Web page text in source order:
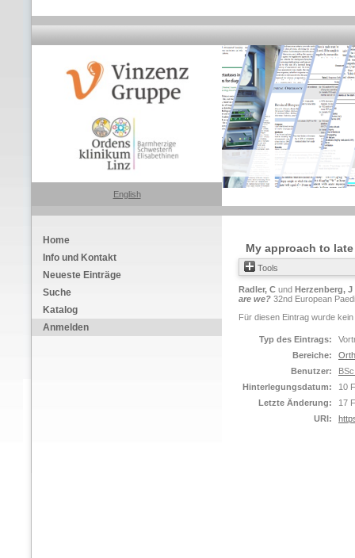
English
Home
Info und Kontakt
Neueste Einträge
Suche
Katalog
Anmelden
My approach to
Tools
Radler, C und Herzenberg, J
are we? 32nd European
Für diesen Eintrag wurde
Typ des Eintrags:
Bereiche:
Benutzer:
Hinterlegungsdatum:
10
Letzte Änderung:
17
URI: